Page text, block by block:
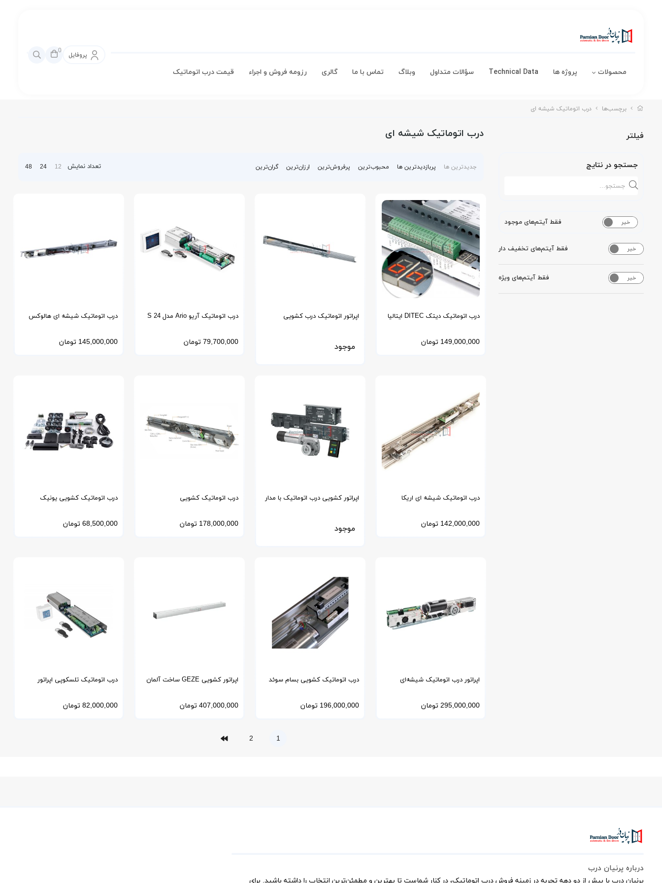
محصولات پروژه ها Technical Data سؤالات متداول وبلاگ تماس با ما گالری رزومه فروش و اجراء قیمت درب اتوماتیک
پروفایل
0
برچسب‌ها درب اتوماتیک شیشه ای
فیلتر
جستجو در نتایج
خیر فقط آیتم‌های موجود
خیر فقط آیتم‌های تخفیف دار
خیر فقط آیتم‌های ویژه
درب اتوماتیک شیشه ای
جدیدترین ها پربازدیدترین ها محبوب‌‌ترین پرفروش‌ترین ارزان‌ترین گران‌ترین تعداد نمایش 12
24
48
درب اتوماتیک دیتک DITEC ایتالیا
149,000,000 تومان
اپراتور اتوماتیک درب کشویی
موجود
درب اتوماتیک آریو Ario مدل S 24
همراه LCD
79,700,000 تومان
درب اتوماتیک شیشه ای هالوکس
Holux
145,000,000 تومان
درب اتوماتیک شیشه ای اریکا
ERREKA اسپانیا مدل Ertain4
142,000,000 تومان
اپراتور کشویی درب اتوماتیک با مدار
موجود
درب اتوماتیک کشویی
DEUTSCHTEC آلمان مدل دویچتک 178,000,000 تومان
درب اتوماتیک کشویی یونیک
UNIQUE مدل اپراتور SL
68,500,000 تومان
اپراتور درب اتوماتیک شیشه‌ای
DORMA آلمان مدل ES 200
295,000,000 تومان
درب اتوماتیک کشویی بسام سوئد
مدل SL100
196,000,000 تومان
اپراتور کشویی GEZE ساخت آلمان
مدل EcDrive با موتور دانکر
407,000,000 تومان
درب اتوماتیک تلسکوپی اپراتور
ARIO-آریو
82,000,000 تومان
1
2
درباره پرنیان درب
پرنیان درب با بیش از دو دهه تجربه در زمینه فروش درب اتوماتیک، در کنار شماست تا بهترین و مطمئن‌ترین انتخاب را داشته باشید. برای